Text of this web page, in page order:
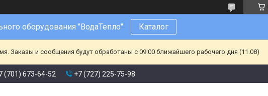
оборудования "ВодаТепло" Каталог
Заказы и сообщения будут обработаны с 09:00 ближайшего рабочего дня (11.08)
(701) 673-64-52 +7 (727) 225-75-98